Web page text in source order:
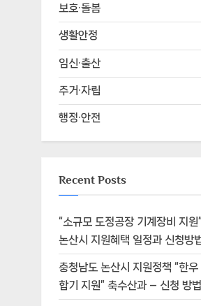
보호·돌봄
생활안정
임신·출산
주거·자립
행정·안전
Recent Posts
“소규모 도정공장 기계장비 지원
논산시 지원혜택 일정과 신청방
충청남도 논산시 지원정책 “한우
합기 지원” 축수산과 – 신청 방법